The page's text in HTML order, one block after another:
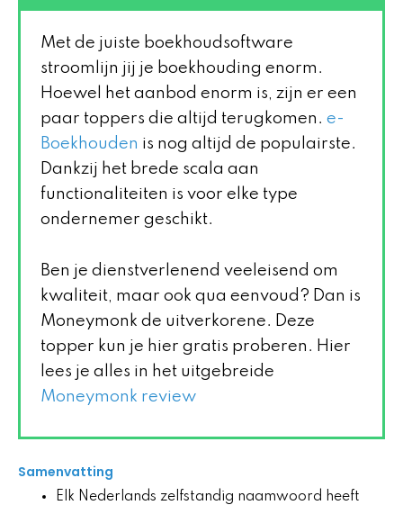
Met de juiste boekhoudsoftware
stroomlijn jij je boekhouding enorm.
Hoewel het aanbod enorm is, zijn er een
paar toppers die altijd terugkomen. e-
Boekhouden is nog altijd de populairste.
Dankzij het brede scala aan
functionaliteiten is voor elke type
ondernemer geschikt.
Ben je dienstverlenend veeleisend om
kwaliteit, maar ook qua eenvoud? Dan is
Moneymonk de uitverkorene. Deze
topper kun je hier gratis proberen. Hier
lees je alles in het uitgebreide
Moneymonk review
Samenvatting
Elk Nederlands zelfstandig naamwoord heeft